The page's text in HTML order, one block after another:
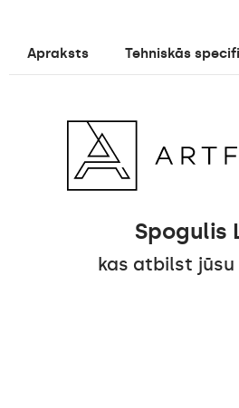
Apraksts Tehniskās
Spogulis
kas atbilst jūsu